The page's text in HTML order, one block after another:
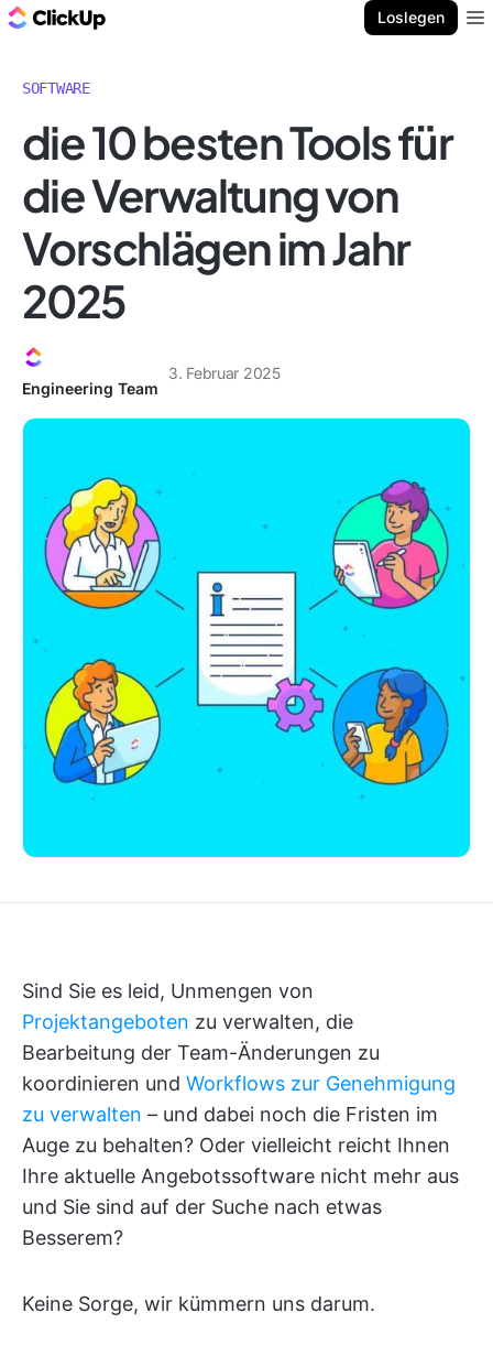
Loslegen
SOFTWARE
die 10 besten Tools für
die Verwaltung von
Vorschlägen im Jahr
2025
Engineering Team
3. Februar 2025
Sind Sie es leid, Unmengen von
Projektangeboten zu verwalten, die
Bearbeitung der Team-Änderungen zu
koordinieren und Workflows zur Genehmigung
zu verwalten – und dabei noch die Fristen im
Auge zu behalten? Oder vielleicht reicht Ihnen
Ihre aktuelle Angebotssoftware nicht mehr aus
und Sie sind auf der Suche nach etwas
Besserem?
Keine Sorge, wir kümmern uns darum.